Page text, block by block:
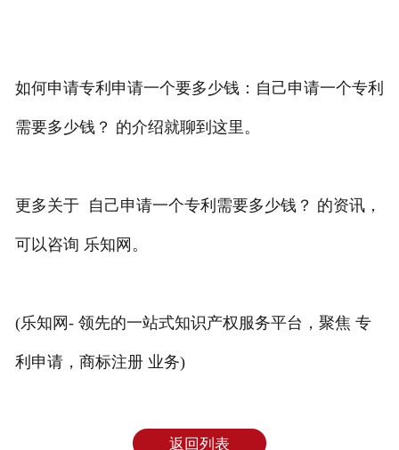
如何申请专利申请一个要多少钱：自己申请一个专利
需要多少钱？ 的介绍就聊到这里。
更多关于 自己申请一个专利需要多少钱？ 的资讯，
可以咨询 乐知网。
(乐知网- 领先的一站式知识产权服务平台，聚焦 专
利申请，商标注册 业务)
返回列表